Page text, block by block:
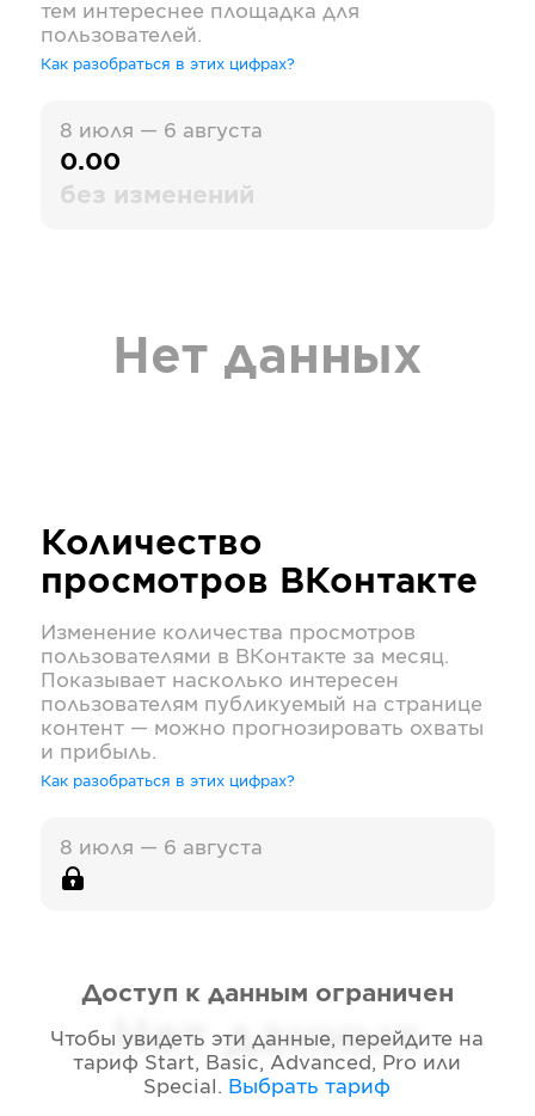
тем интереснее площадка для
пользователей.
Как разобраться в этих цифрах?
8 июля — 6 августа
0.00
без изменений
Нет данных
Количество
просмотров ВКонтакте
Изменение количества просмотров
пользователями в ВКонтакте за месяц.
Показывает насколько интересен
пользователям публикуемый на странице
контент — можно прогнозировать охваты
и прибыль.
Как разобраться в этих цифрах?
8 июля — 6 августа
Нет данных
Доступ к данным ограничен
Чтобы увидеть эти данные, перейдите на
тариф Start, Basic, Advanced, Pro или
Special . Выбрать тариф